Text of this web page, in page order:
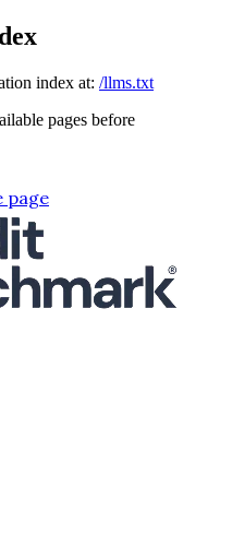
index at: /llms.txt
pages before
page